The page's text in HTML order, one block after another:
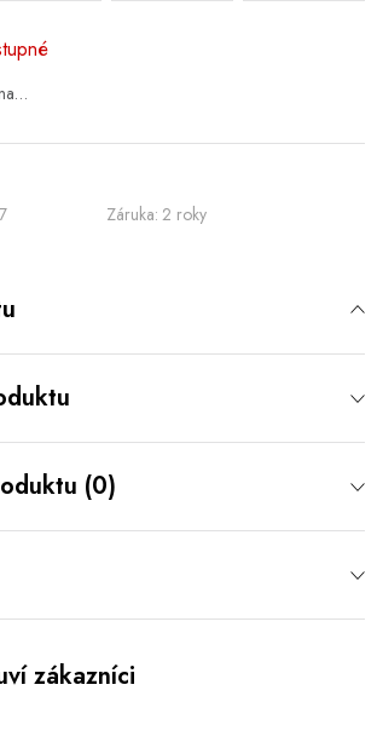
Záruka: 2 roky
(0)